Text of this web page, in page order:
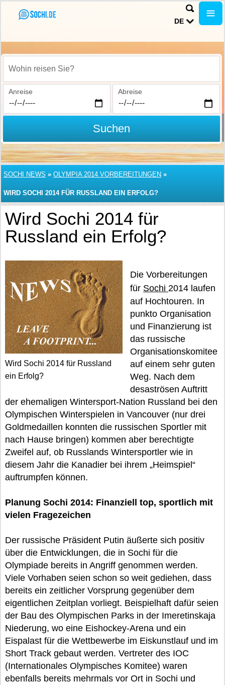
DE
Wohin reisen Sie?
Anreise Abreise
Suchen
SOCHI NEWS » OLYMPIA 2014 VORBEREITUNGEN »
WIRD SOCHI 2014 FÜR RUSSLAND EIN ERFOLG?
Wird Sochi 2014 für
Russland ein Erfolg?
Wird Sochi 2014 für Russland
ein Erfolg?
Die Vorbereitungen
für Sochi 2014 laufen
auf Hochtouren. In
punkto Organisation
und Finanzierung ist
das russische
Organisationskomitee
auf einem sehr guten
Weg. Nach dem
desaströsen Auftritt
der ehemaligen Wintersport-Nation Russland bei den
Olympischen Winterspielen in Vancouver (nur drei
Goldmedaillen konnten die russischen Sportler mit
nach Hause bringen) kommen aber berechtigte
Zweifel auf, ob Russlands Wintersportler wie in
diesem Jahr die Kanadier bei ihrem „Heimspiel“
auftrumpfen können.
Planung Sochi 2014: Finanziell top, sportlich mit
vielen Fragezeichen
Der russische Präsident Putin äußerte sich positiv
über die Entwicklungen, die in Sochi für die
Olympiade bereits in Angriff genommen werden.
Viele Vorhaben seien schon so weit gediehen, dass
bereits ein zeitlicher Vorsprung gegenüber dem
eigentlichen Zeitplan vorliegt. Beispielhaft dafür seien
der Bau des Olympischen Parks in der Imeretinskaja
Niederung, wo eine Eishockey-Arena und ein
Eispalast für die Wettbewerbe im Eiskunstlauf und im
Short Track gebaut werden. Vertreter des IOC
(Internationales Olympisches Komitee) waren
ebenfalls bereits mehrmals vor Ort in Sochi und